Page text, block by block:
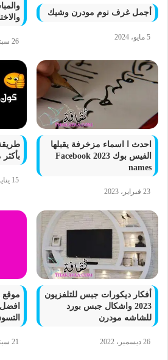
أجمل غرف نوم مودرن وشيك
5 مايو، 2024
26 سبتمبر، 2024
احدث ا اسماء مزخرفة يقبلها
الفيس بوك 2023 Facebook
names
23 فبراير، 2023
بأكثر
15 يناير، 2023
أفكار ديكورات جبس للتلفزيون
2023 واشكال جبس بورد
للشاشه مودرن
26 ديسمبر، 2022
موقع
21 سبتمبر، 2022